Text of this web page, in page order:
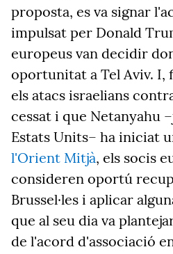
proposta, es va signar
impulsat per Donald
europeus van decidir
oportunitat a Tel Aviv. I,
els atacs israelians
cessat i que Netanyahu
Estats Units– ha iniciat
l'Orient Mitjà, els socis
consideren oportú
Brussel·les i aplicar
que al seu dia va
de l'acord d'associació